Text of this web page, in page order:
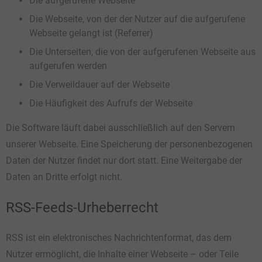
Die Webseite, von der der Nutzer auf die aufgerufene
Webseite gelangt ist (Referrer)
Die Unterseiten, die von der aufgerufenen Webseite aus
aufgerufen werden
Die Verweildauer auf der Webseite
Die Häufigkeit des Aufrufs der Webseite
Die Software läuft dabei ausschließlich auf den Servern
unserer Webseite. Eine Speicherung der personenbezogenen
Daten der Nutzer findet nur dort statt. Eine Weitergabe der
Daten an Dritte erfolgt nicht.
RSS-Feeds-Urheberrecht
RSS ist ein elektronisches Nachrichtenformat, das dem
Nutzer ermöglicht, die Inhalte einer Webseite – oder Teile